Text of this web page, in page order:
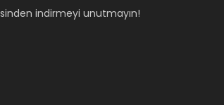
indirmeyi unutmayın!